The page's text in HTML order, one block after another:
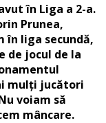
în Liga a 2-a.
Prunea,
în liga secundă,
de jocul de la
mulți jucători
voiam să
mâncare.